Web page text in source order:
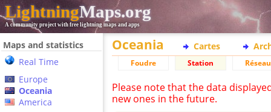
LightningMaps.org
A community project with free lightning maps and apps
Maps and statistics
Real Time
Europe
Oceania
America
Oceania Cartes
Foudre Station Réseau
Please note that the data
new ones in the future.